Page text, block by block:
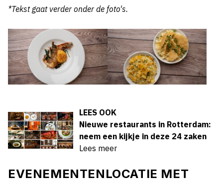
*Tekst gaat verder onder de foto's.
LEES OOK
Nieuwe restaurants in Rotterdam:
neem een kijkje in deze 24 zaken
Lees meer
EVENEMENTENLOCATIE MET